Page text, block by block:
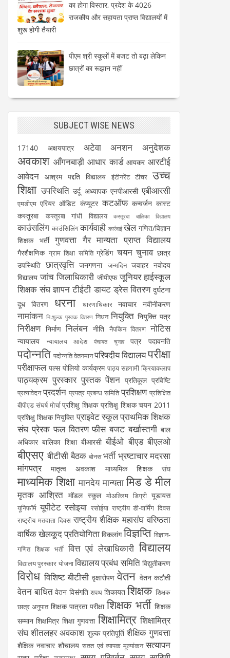
का होगा विस्तार, प्रदेश के 4026
राजकीय और सहायता प्राप्त विद्यालयों में
शुरू होगी तैयारी
पीएम श्री स्कूलों में बजट तो बढ़ा लेकिन
छात्रों का रूझान नहीं
SUBJECT WISE NEWS
17140 अक्षयपात्र अटेवा अनशन अनुदेशक
अवकाश आँगनबाड़ी आधार कार्ड आयकर आरटीई
आवेदन आश्रम पद्दति विद्यालय इंटीनरेंट टीचर उच्च
शिक्षा उपस्थिति उर्दू अध्यापक एनपीआरसी एबीआरसी
एमडीएम एरियर ऑडिट कंप्यूटर कटऑफ कन्वर्जन कास्ट
कस्तूरबा
कस्तूरबा गांधी विद्यालय कस्तूरबा बालिका विद्यालय
काउंसलिंग काउंसिलिंग कार्यवाही कार्रवाई खेल गणित/विज्ञान
शिक्षक भर्ती
गुणवत्ता गैर मान्यता प्राप्त विद्यालय
गैरशैक्षणिक ग्राम शिक्षा समिति ग्रेडिंग चयन चुनाव छात्र
उपस्थिति छात्रवृत्ति जनगणना जन्मदिन जवाहर नवोदय
विद्यालय जांच जिलाधिकारी जीपीएफ जूनियर हाईस्कूल
शिक्षक संघ ज्ञापन टीईटी डायट ड्रेस वितरण दुर्घटना
दूध वितरण
धरना धारणाधिकार नवाचार नवीनीकरण
नामांकन निःशुल्क पुस्तक वितरण निधन नियुक्ति नियुक्ति पत्र
निरीक्षण निर्माण निलंबन नीति नैपकिन वितरण नोटिस
न्यायालय न्यायालय आदेश पंचायत चुनाव पत्र पदावनति
पदोन्नति पदोन्नति वेतनमानपरिषदीय विद्यालयपरीक्षा
परीक्षाफल पल्स पोलियो कार्यक्रम पाठ्य सहगामी क्रियाकलाप
पाठ्यक्रम पुरस्कार पुस्तक पेंशन प्रतिकूल प्रविष्टि
प्रत्यावेदन प्रदर्शन प्रपत्र प्रबन्ध समिति प्रशिक्षण प्रशिक्षित
बीपीएड संघर्ष मोर्चा प्रशिक्षु शिक्षक प्रशिक्षु शिक्षक चयन 2011
प्रशिक्षु शिक्षक नियुक्ति प्राइवेट स्कूलप्राथमिक शिक्षक
संघ प्रेरक फल वितरण फीस बजट बर्खास्तगी बाल
अधिकार बालिका शिक्षा बीआरसी बीईओ बीएड बीएलओ
बीएसए बीटीसी बैठक बोनस भर्ती भ्रष्टाचार मदरसा
मांगपत्र
मातृत्व अवकाश माध्यमिक शिक्षक संघ
माध्यमिक शिक्षा मानदेय मान्यता मिड डे मील
मृतक आश्रित मॉडल स्कूल मोअल्लिम डिग्री यूडायस
यूनिफॉर्म यूपीटेट रसोइया रसोईया राष्ट्रीय डी-वार्मिंग दिवस
राष्ट्रीय मतदाता दिवस राष्ट्रीय शैक्षिक महासंघ वरिष्ठता
वार्षिक खेलकूद प्रतियोगिता विकलांग विज्ञप्ति विज्ञान-
गणित शिक्षक भर्ती वित्त एवं लेखाधिकारी विद्यालय
विद्यालय पुरस्कार योजनाविद्यालय प्रबंध समिति विद्युतीकरण
विरोध विशिष्ट बीटीसी वृक्षारोपण वेतन वेतन कटौती
वेतन बाधित वेतन विसंगति शपथ शिकायत शिक्षक शिक्षक
छात्र अनुपात शिक्षक पात्रता परीक्षा शिक्षक भर्ती शिक्षक
सम्मान शिक्षमित्र शिक्षा गुणवत्ता शिक्षामित्र शिक्षामित्र
संघ शीतलहर अवकाश शुल्क प्रतिपूर्ति शैक्षिक गुणवत्ता
शैक्षिक नवाचार शौचालय सतत एवं व्यापक मूल्यांकन सत्यापन